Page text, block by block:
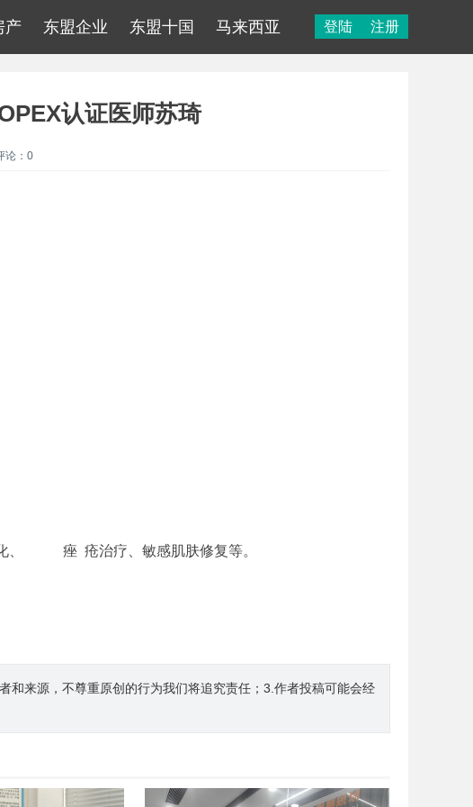
产 东盟企业 东盟十国 马来西亚 登陆 注册
认证医师苏琦
论：0
化、 痤 疮治疗、敏感肌肤修复等。
和来源，不尊重原创的行为我们将追究责任；3.作者投稿可能会经